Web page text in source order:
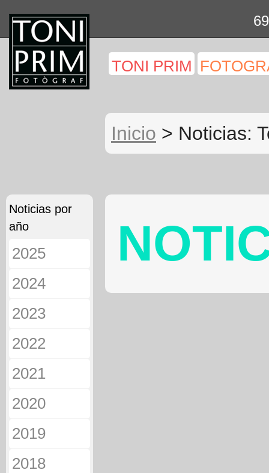
TONI PRIM
Inicio > Noticias:
Noticias por
año
2025
2024
2023
2022
2021
2020
2019
2018